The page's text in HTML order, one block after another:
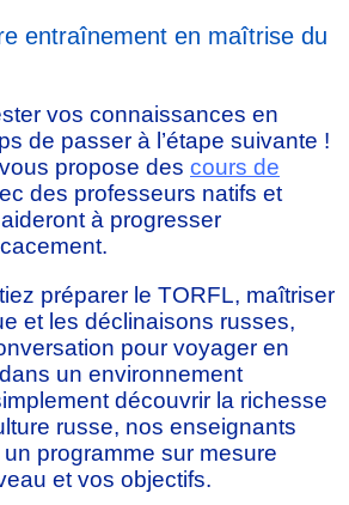
entraînement en maîtrise du
vos connaissances en
de passer à l’étape suivante !
vous propose des cours de
des professeurs natifs et
à progresser
préparer le TORFL, maîtriser
et les déclinaisons russes,
pour voyager en
un environnement
découvrir la richesse
russe, nos enseignants
programme sur mesure
et vos objectifs.